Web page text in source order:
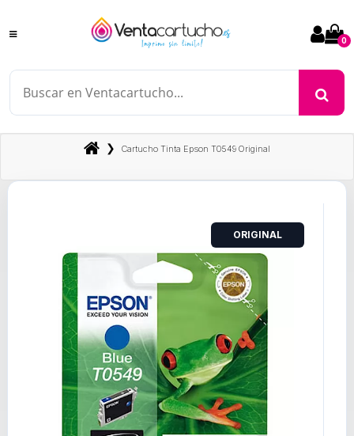
0
❯ Cartucho Tinta Epson T0549 Original
ORIGINAL